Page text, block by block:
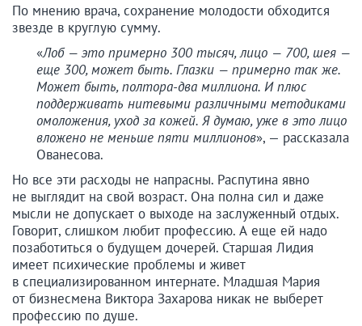
По мнению врача, сохранение молодости обходится
звезде в круглую сумму.
«Лоб — это примерно 300 тысяч, лицо — 700, шея —
еще 300, может быть. Глазки — примерно так же.
Может быть, полтора-два миллиона. И плюс
поддерживать нитевыми различными методиками
омоложения, уход за кожей. Я думаю, уже в это лицо
вложено не меньше пяти миллионов», — рассказала
Ованесова.
Но все эти расходы не напрасны. Распутина явно
не выглядит на свой возраст. Она полна сил и даже
мысли не допускает о выходе на заслуженный отдых.
Говорит, слишком любит профессию. А еще ей надо
позаботиться о будущем дочерей. Старшая Лидия
имеет психические проблемы и живет
в специализированном интернате. Младшая Мария
от бизнесмена Виктора Захарова никак не выберет
профессию по душе.